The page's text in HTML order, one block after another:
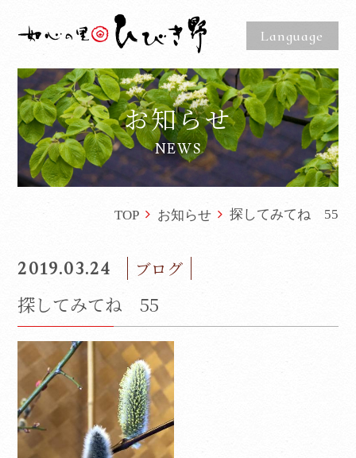
Language
お知らせ
NEWS
TOP お知らせ 探してみてね 55
2019.03.24 ブログ
探してみてね 55